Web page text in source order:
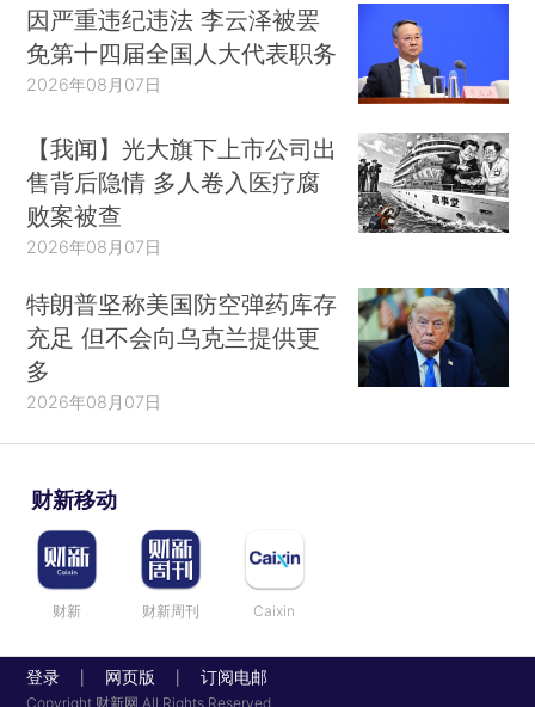
因严重违纪违法 李云泽被罢
免第十四届全国人大代表职务
2026年08月07日
【我闻】光大旗下上市公司出
售背后隐情 多人卷入医疗腐
败案被查
2026年08月07日
特朗普坚称美国防空弹药库存
充足 但不会向乌克兰提供更
多
2026年08月07日
财新移动
财新 财新周刊 Caixin
登录 网页版 订阅电邮
Copyright 财新网 All Rights Reserved